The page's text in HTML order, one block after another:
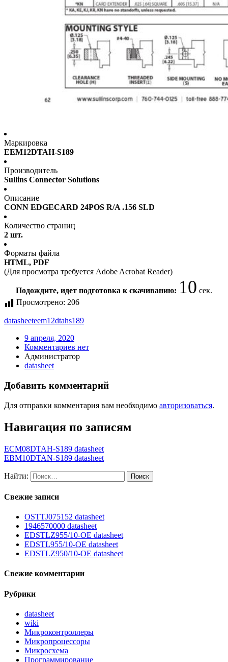
Маркировка
EEM12DTAH-S189
Производитель
Sullins Connector Solutions
Описание
CONN EDGECARD 24POS R/A .156 SLD
Количество страниц
2 шт.
Форматы файла
HTML, PDF
(Для просмотра требуется Adobe Acrobat Reader)
Подождите, идет подготовка к скачиванию:9сек.
Просмотрено: 206
datasheeteem12dtahs189
9 апреля, 2020
Комментариев нет
Администратор
datasheet
Добавить комментарий
Для отправки комментария вам необходимо авторизоваться.
Навигация по записям
ECM08DTAH-S189 datasheet
EBM10DTAN-S189 datasheet
Найти:
Свежие записи
OSTTJ075152 datasheet
1946570000 datasheet
EDSTLZ955/10-OE datasheet
EDSTL955/10-OE datasheet
EDSTLZ950/10-OE datasheet
Свежие комментарии
Рубрики
datasheet
wiki
Микроконтроллеры
Микропроцессоры
Микросхема
Программирование